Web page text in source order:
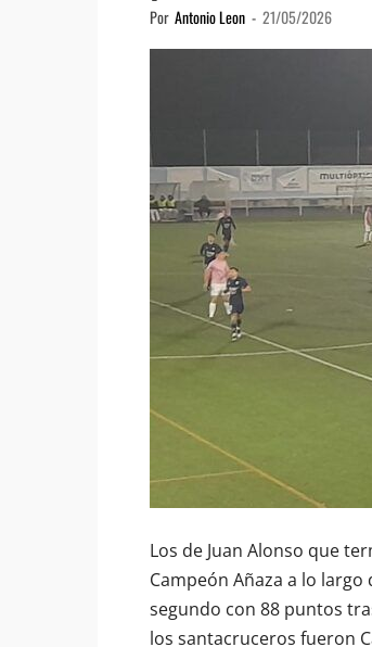
Por Antonio Leon - 21/05/2026
Los de Juan Alonso que
Campeón Añaza a lo
segundo con 88 puntos
los santacruceros fueron